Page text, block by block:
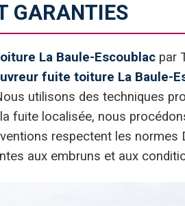
GARANTIES
La Baule-Escoublac par
fuite toiture La Baule-
utilisons des techniques
fuite localisée, nous
respectent les normes
aux embruns et aux